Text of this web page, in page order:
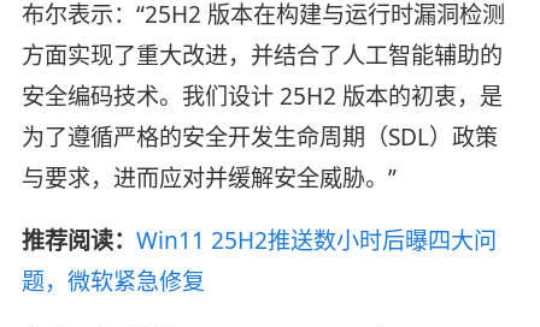
布尔表示：“25H2 版本在构建与运行时漏洞检测
方面实现了重大改进，并结合了人工智能辅助的
安全编码技术。我们设计 25H2 版本的初衷，是
为了遵循严格的安全开发生命周期（SDL）政策
与要求，进而应对并缓解安全威胁。”
推荐阅读： Win11 25H2推送数小时后曝四大问
题，微软紧急修复